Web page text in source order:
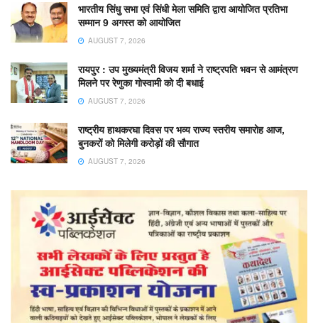
भारतीय सिंधु सभा एवं सिंधी मेला समिति द्वारा आयोजित प्रतिभा
सम्मान 9 अगस्त को आयोजित
AUGUST 7, 2026
रायपुर : उप मुख्यमंत्री विजय शर्मा ने राष्ट्रपति भवन से आमंत्रण
मिलने पर रेणुका गोस्वामी को दी बधाई
AUGUST 7, 2026
राष्ट्रीय हाथकरघा दिवस पर भव्य राज्य स्तरीय समारोह आज,
बुनकरों को मिलेगी करोड़ों की सौगात
AUGUST 7, 2026